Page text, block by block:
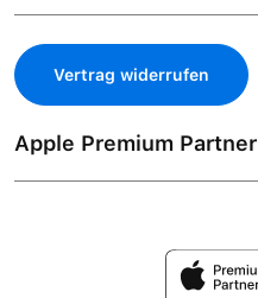
Vertrag widerrufen
Apple Premium Partner